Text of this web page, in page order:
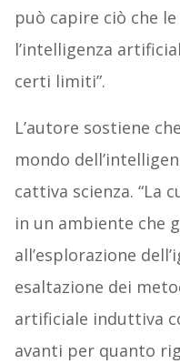
può capire ciò che
l’intelligenza
certi limiti”.
L’autore sostiene
mondo
cattiva scienza. “La
in un ambiente che
all’esplorazione
esaltazione dei
artificiale induttiva
avanti per quanto